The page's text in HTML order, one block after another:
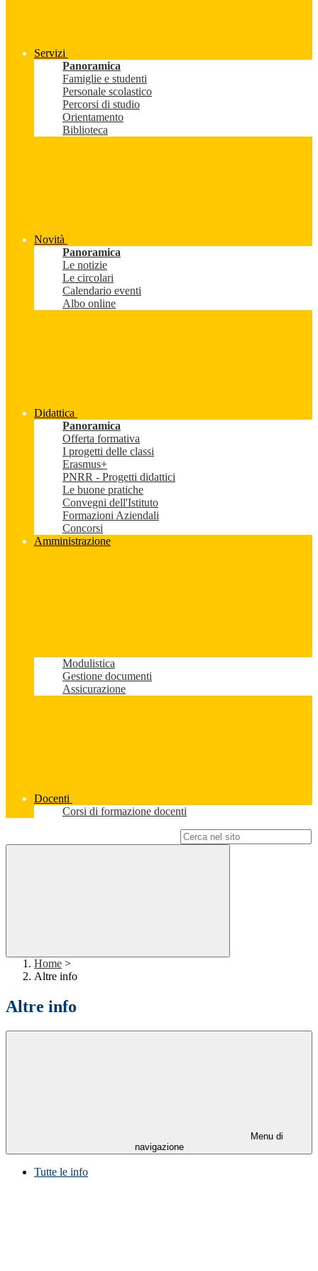
Servizi
Panoramica
Famiglie e studenti
Personale scolastico
Percorsi di studio
Orientamento
Biblioteca
Novità
Panoramica
Le notizie
Le circolari
Calendario eventi
Albo online
Didattica
Panoramica
Offerta formativa
I progetti delle classi
Erasmus+
PNRR - Progetti didattici
Le buone pratiche
Convegni dell'Istituto
Formazioni Aziendali
Concorsi
Amministrazione
Modulistica
Gestione documenti
Assicurazione
Docenti
Corsi di formazione docenti
Home >
Altre info
Altre info
Menu di
navigazione
Tutte le info